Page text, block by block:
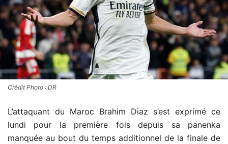
Crédit Photo : DR
L’attaquant du Maroc Brahim Diaz s’est exprimé ce
lundi pour la première fois depuis sa panenka
manquée au bout du temps additionnel de la finale de